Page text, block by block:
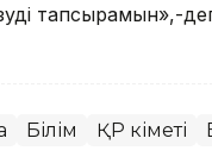
тапсырамын»,-
Білім ҚР Үкіметі